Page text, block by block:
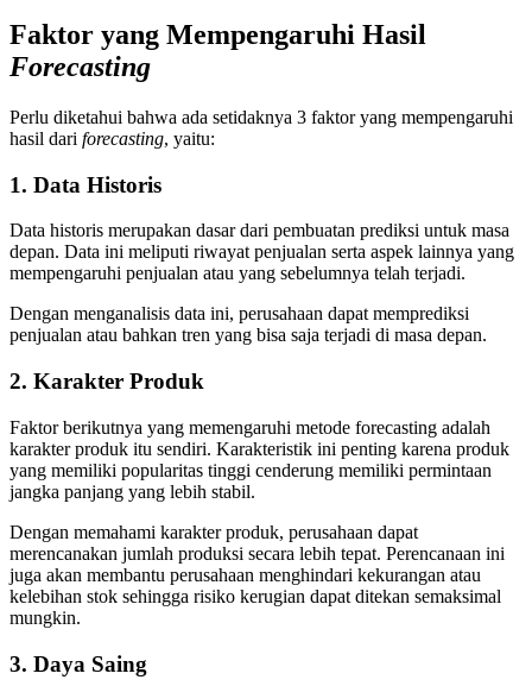
Faktor yang Mempengaruhi Hasil
Forecasting
Perlu diketahui bahwa ada setidaknya 3 faktor yang mempengaruhi
hasil dari forecasting, yaitu:
1. Data Historis
Data historis merupakan dasar dari pembuatan prediksi untuk masa
depan. Data ini meliputi riwayat penjualan serta aspek lainnya yang
mempengaruhi penjualan atau yang sebelumnya telah terjadi.
Dengan menganalisis data ini, perusahaan dapat memprediksi
penjualan atau bahkan tren yang bisa saja terjadi di masa depan.
2. Karakter Produk
Faktor berikutnya yang memengaruhi metode forecasting adalah
karakter produk itu sendiri. Karakteristik ini penting karena produk
yang memiliki popularitas tinggi cenderung memiliki permintaan
jangka panjang yang lebih stabil.
Dengan memahami karakter produk, perusahaan dapat
merencanakan jumlah produksi secara lebih tepat. Perencanaan ini
juga akan membantu perusahaan menghindari kekurangan atau
kelebihan stok sehingga risiko kerugian dapat ditekan semaksimal
mungkin.
3. Daya Saing